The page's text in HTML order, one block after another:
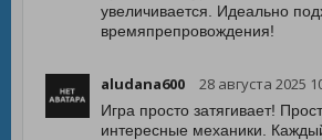
увеличивается. Идеально
времяпрепровождения!
aludana600 28 августа 2025
Игра просто затягивает!
интересные механики.